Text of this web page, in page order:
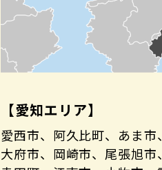
【愛知エリア】
愛西市、阿久比町、あま
大府市、岡崎市、尾張旭